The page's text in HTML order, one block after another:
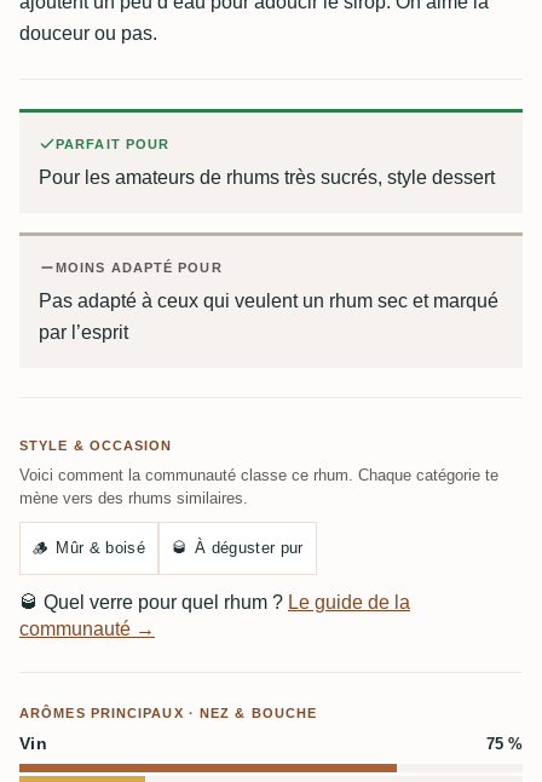
douceur ou pas.
PARFAIT POUR
Pour les amateurs de rhums très sucrés, style dessert
MOINS ADAPTÉ POUR
Pas adapté à ceux qui veulent un rhum sec et marqué
par l’esprit
STYLE & OCCASION
Voici comment la communauté classe ce rhum. Chaque catégorie te
mène vers des rhums similaires.
🪵 Mûr & boisé 🥃 À déguster pur
🥃 Quel verre pour quel rhum ? Le guide de la
communauté →
ARÔMES PRINCIPAUX · NEZ & BOUCHE
Vin 75 %